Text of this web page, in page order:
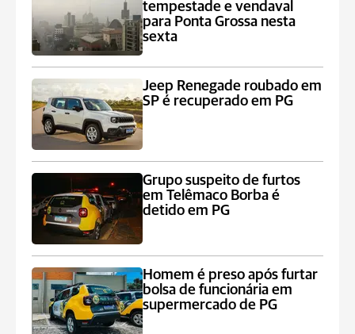
tempestade e vendaval
para Ponta Grossa nesta
sexta
Jeep Renegade roubado em
SP é recuperado em PG
Grupo suspeito de furtos
em Telêmaco Borba é
detido em PG
Homem é preso após furtar
bolsa de funcionária em
supermercado de PG